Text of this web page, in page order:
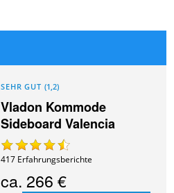
SEHR GUT (1,2)
Vladon Kommode
Sideboard Valencia
417 Erfahrungsberichte
ca.266 €